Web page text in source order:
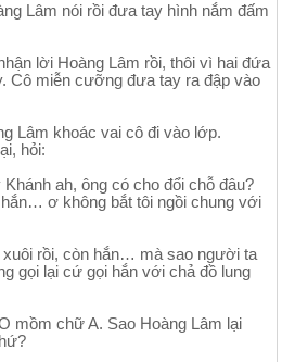
Lâm nói rồi đưa tay hình nắm đấm
lời Hoàng Lâm rồi, thôi vì hai đứa
Cô miễn cưỡng đưa tay ra đập vào
Lâm khoác vai cô đi vào lớp.
hỏi:
ah, ông có cho đổi chỗ đâu?
ơ không bắt tôi ngồi chung với
xuôi rồi, còn hắn… mà sao người ta
gọi lại cứ gọi hắn với chả đồ lung
mồm chữ A. Sao Hoàng Lâm lại